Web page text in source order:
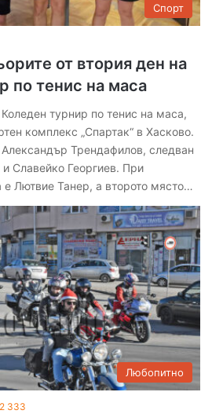
Спорт
от втория ден на
по тенис на маса
турнир по тенис на маса,
комплекс „Спартак“ в Хасково.
Трендафилов, следван
Славейко Георгиев. При
Лютвие Танер, а второто място…
Любопитно
2 333